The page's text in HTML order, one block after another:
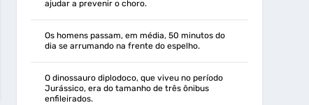
ajudar a prevenir o choro.
Os homens passam, em média, 50 minutos do
dia se arrumando na frente do espelho.
O dinossauro diplodoco, que viveu no período
Jurássico, era do tamanho de três ônibus
enfileirados.